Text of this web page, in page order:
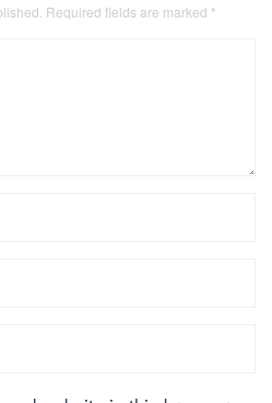
Required fields are marked *